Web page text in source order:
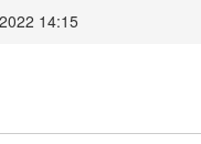
14:15